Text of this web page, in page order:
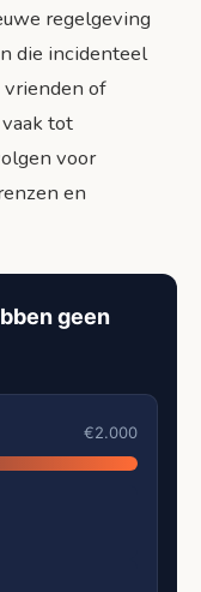
regelgeving
die incidenteel
vrienden of
tot
voor
en
geen
€2.000